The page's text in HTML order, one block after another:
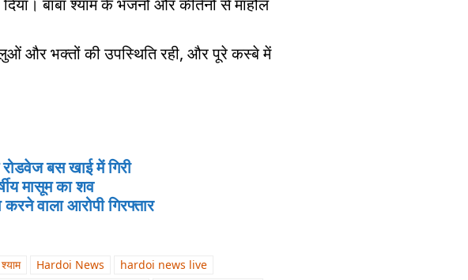
बाबा श्याम के भजनों और कीर्तनों से माहौल
और भक्तों की उपस्थिति रही, और पूरे कस्बे में
बस खाई में गिरी
मासूम का शव
वाला आरोपी गिरफ्तार
Hardoi News hardoi news live